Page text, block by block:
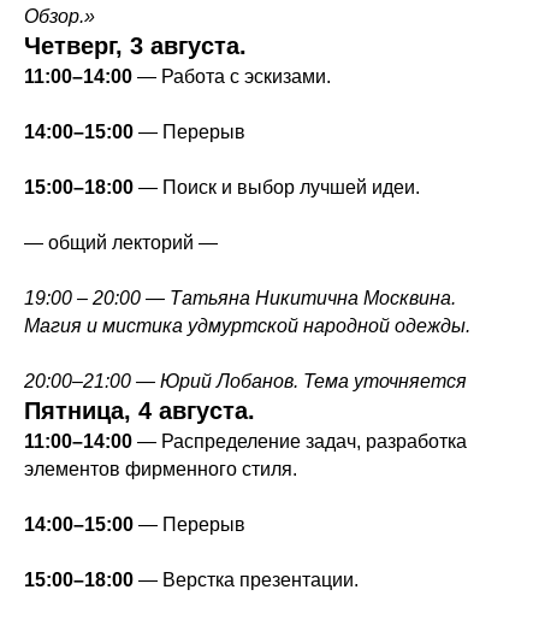
Обзор.»
Четверг, 3 августа.
11:00–14:00 — Работа с эскизами.
14:00–15:00 — Перерыв
15:00–18:00 — Поиск и выбор лучшей идеи.
— общий лекторий —
19:00 – 20:00 — Татьяна Никитична Москвина.
Магия и мистика удмуртской народной одежды.
20:00–21:00 — Юрий Лобанов. Тема уточняется
Пятница, 4 августа.
11:00–14:00 — Распределение задач, разработка
элементов фирменного стиля.
14:00–15:00 — Перерыв
15:00–18:00 — Верстка презентации.